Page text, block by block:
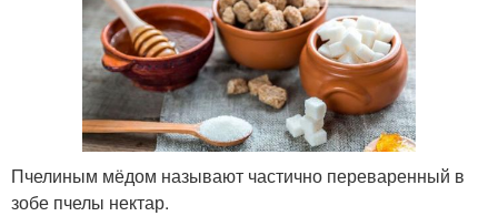
Пчелиным мёдом называют частично переваренный в
зобе пчелы нектар.